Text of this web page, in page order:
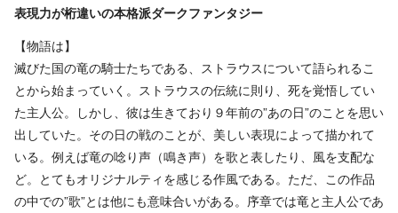
表現力が桁違いの本格派ダークファンタジー
【物語は】
滅びた国の竜の騎士たちである、ストラウスについて語られるこ
とから始まっていく。ストラウスの伝統に則り、死を覚悟してい
た主人公。しかし、彼は生きており９年前の”あの日”のことを思い
出していた。その日の戦のことが、美しい表現によって描かれて
いる。例えば竜の唸り声（鳴き声）を歌と表したり、風を支配な
ど。とてもオリジナルティを感じる作風である。ただ、この作品
の中での”歌”とは他にも意味合いがある。序章では竜と主人公であ